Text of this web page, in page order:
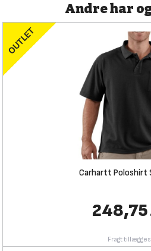
Andre har
Carhartt Poloshirt
248,75
Fragt tillægges